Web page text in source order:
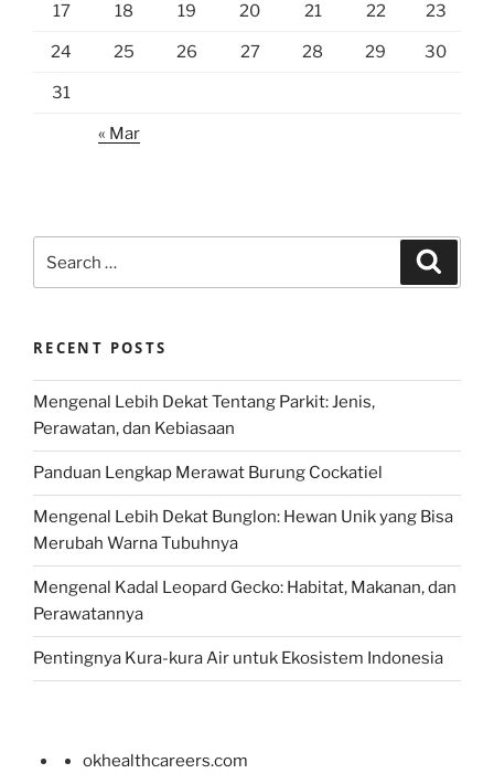
17 18 19 20 21 22 23
24 25 26 27 28 29 30
31
« Mar
for:
RECENT POSTS
Mengenal Lebih Dekat Tentang Parkit: Jenis,
Perawatan, dan Kebiasaan
Panduan Lengkap Merawat Burung Cockatiel
Mengenal Lebih Dekat Bunglon: Hewan Unik yang Bisa
Merubah Warna Tubuhnya
Mengenal Kadal Leopard Gecko: Habitat, Makanan, dan
Perawatannya
Pentingnya Kura-kura Air untuk Ekosistem Indonesia
okhealthcareers.com